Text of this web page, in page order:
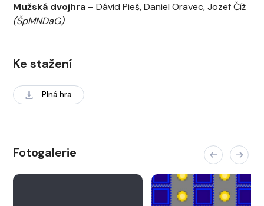
Mužská dvojhra – Dávid Pieš, Daniel Oravec, Jozef Číž
(ŠpMNDaG)
Ke stažení
Plná hra
Fotogalerie